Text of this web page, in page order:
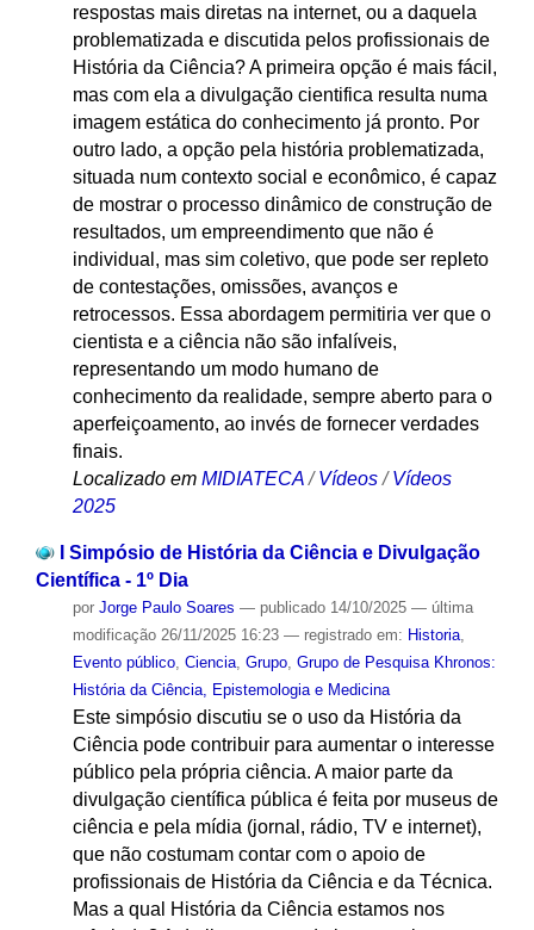
respostas mais diretas na internet, ou a daquela
problematizada e discutida pelos profissionais de
História da Ciência? A primeira opção é mais fácil,
mas com ela a divulgação cientifica resulta numa
imagem estática do conhecimento já pronto. Por
outro lado, a opção pela história problematizada,
situada num contexto social e econômico, é capaz
de mostrar o processo dinâmico de construção de
resultados, um empreendimento que não é
individual, mas sim coletivo, que pode ser repleto
de contestações, omissões, avanços e
retrocessos. Essa abordagem permitiria ver que o
cientista e a ciência não são infalíveis,
representando um modo humano de
conhecimento da realidade, sempre aberto para o
aperfeiçoamento, ao invés de fornecer verdades
finais.
Localizado em MIDIATECA /Vídeos /Vídeos
2025
I Simpósio de História da Ciência e Divulgação
Científica - 1º Dia
por Jorge Paulo Soares — publicado14/10/2025 — última
modificação26/11/2025 16:23 — registrado em: Historia,
Evento público, Ciencia, Grupo, Grupo de Pesquisa Khronos:
História da Ciência, Epistemologia e Medicina
Este simpósio discutiu se o uso da História da
Ciência pode contribuir para aumentar o interesse
público pela própria ciência. A maior parte da
divulgação científica pública é feita por museus de
ciência e pela mídia (jornal, rádio, TV e internet),
que não costumam contar com o apoio de
profissionais de História da Ciência e da Técnica.
Mas a qual História da Ciência estamos nos